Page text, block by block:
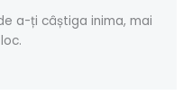
a-ți câștiga inima, mai